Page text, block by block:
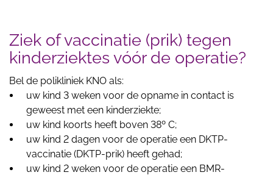
Ziek of vaccinatie (prik) tegen
kinderziektes vóór de operatie?
Bel de polikliniek KNO als:
uw kind 3 weken voor de opname in contact is
geweest met een kinderziekte;
uw kind koorts heeft boven 38º C;
uw kind 2 dagen voor de operatie een DKTP-
vaccinatie (DKTP-prik) heeft gehad;
uw kind 2 weken voor de operatie een BMR-